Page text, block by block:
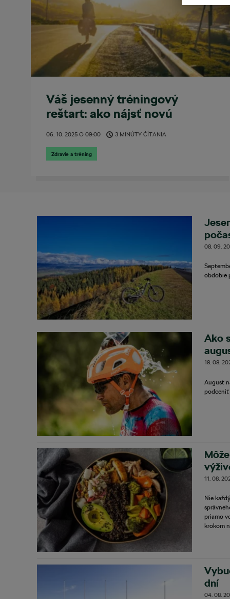
Váš jesenný tréningový
reštart: ako nájsť novú
motiváciu, keď sa menia ročné
06. 10. 2025 O 09:00 3 MINÚTY ČÍTANIA
Zdravie a tréning
08. 09.
obdobie
Ako
18. 08.
August
podceniť
11. 08.
Nie
priamo
krokom
dní
04. 08.